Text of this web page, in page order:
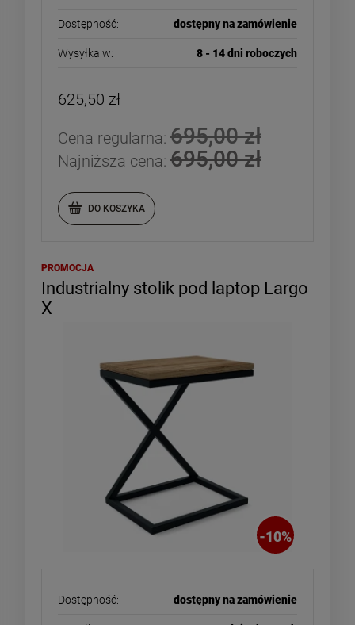
DO KOSZYKA DO KOSZYKA
Dostępność: dostępny na zamówienie
Wysyłka w: 8 - 14 dni roboczych
625,50 zł
Cena regularna: 695,00 zł
Najniższa cena: 695,00 zł
DO KOSZYKA
Industrialny stolik pod laptop Largo
X
-10%
Dostępność: dostępny na zamówienie
PROMOCJA